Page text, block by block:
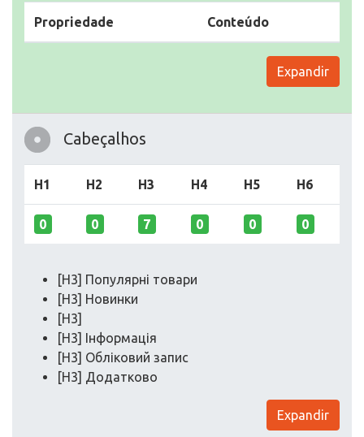
Propriedade Conteúdo
Expandir
Cabeçalhos
H1 H2 H3 H4 H5 H6
0 0 7 0 0 0
[H3] Популярні товари
[H3] Новинки
[H3]
[H3] Інформація
[H3] Обліковий запис
[H3] Додатково
Expandir